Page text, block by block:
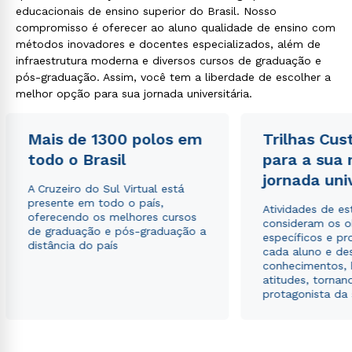
educacionais de ensino superior do Brasil. Nosso
compromisso é oferecer ao aluno qualidade de ensino com
métodos inovadores e docentes especializados, além de
infraestrutura moderna e diversos cursos de graduação e
pós-graduação. Assim, você tem a liberdade de escolher a
melhor opção para sua jornada universitária.
Mais de 1300 polos em
todo o Brasil
A Cruzeiro do Sul Virtual está
presente em todo o país,
oferecendo os melhores cursos
de graduação e pós-graduação a
distância do país
Trilhas
para a sua
jornada
Atividades de
consideram os
específicos e
cada aluno e
conhecimentos,
atitudes,
protagonista da